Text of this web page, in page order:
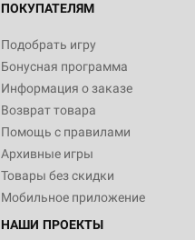
ПОКУПАТЕЛЯМ
Подобрать игру
Бонусная программа
Информация о заказе
Возврат товара
Помощь с правилами
Архивные игры
Товары без скидки
Мобильное приложение
НАШИ ПРОЕКТЫ